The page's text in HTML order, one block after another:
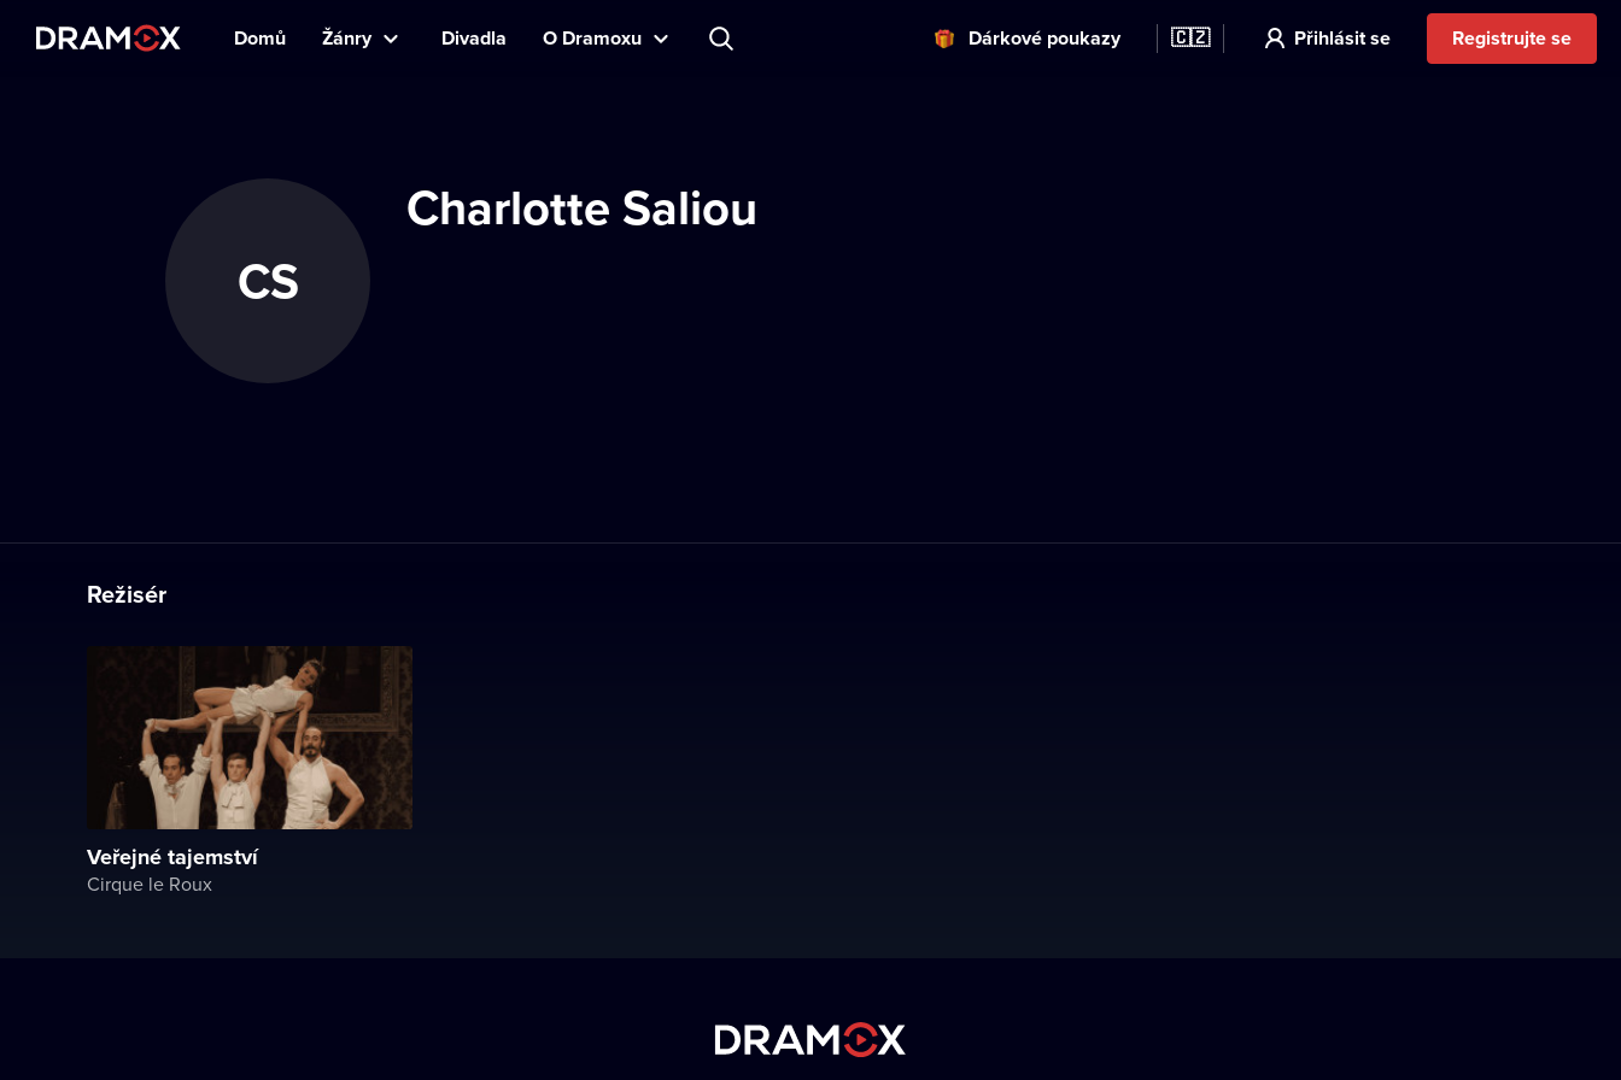
Domů Žánry Divadla O Dramoxu Dárkové poukazy 🇨🇿 Přihlásit se Registrujte se
CS
Charlotte Saliou
Režisér
Veřejné tajemství
Cirque le Roux